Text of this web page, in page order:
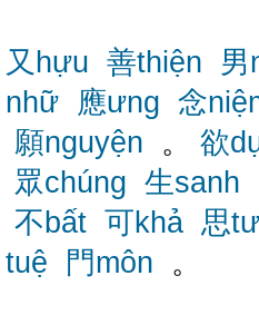
又hựu 善thiện 男
nhữ
應ưng 念
願nguyện 。 欲
眾chúng 生sanh
不bất 可khả 思tư
tuệ
門môn 。